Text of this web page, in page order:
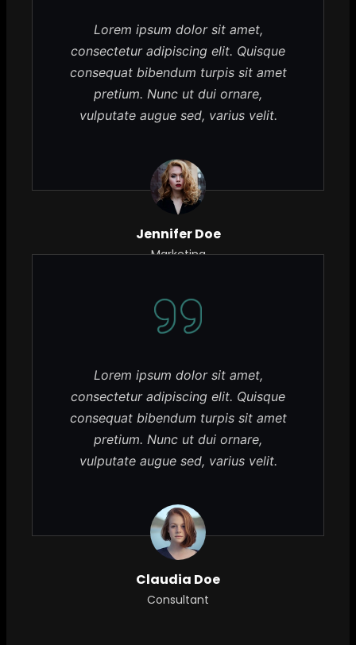
Lorem ipsum dolor sit amet,
consectetur adipiscing elit. Quisque
consequat bibendum turpis sit amet
pretium. Nunc ut dui ornare,
vulputate augue sed, varius velit.
Jennifer Doe
Marketing
Lorem ipsum dolor sit amet,
consectetur adipiscing elit. Quisque
consequat bibendum turpis sit amet
pretium. Nunc ut dui ornare,
vulputate augue sed, varius velit.
Claudia Doe
Consultant